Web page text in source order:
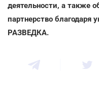
деятельности, а также
партнерство
РАЗВЕДКА.